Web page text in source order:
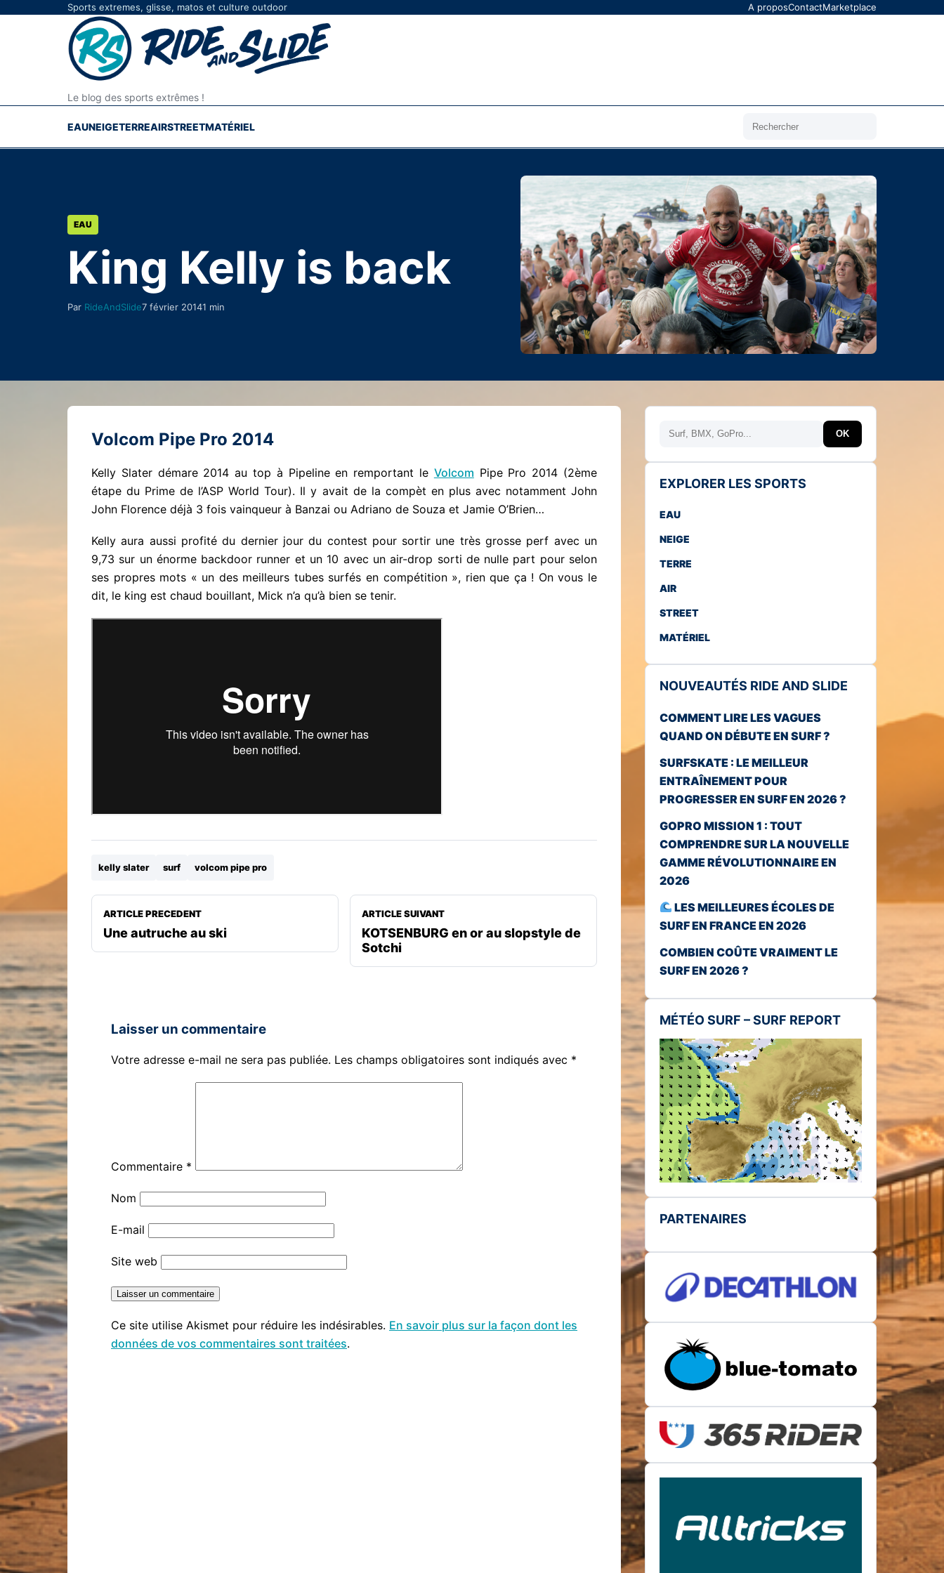
Aller au contenuSports extremes, glisse, matos et culture outdoor A proposContactMarketplace
Le blog des sports extrêmes !
EAUNEIGETERREAIRSTREETMATÉRIEL Rechercher
EAU
King Kelly is back
Par RideAndSlide7 février 20141 min
Volcom Pipe Pro 2014
Kelly Slater démare 2014 au top à Pipeline en remportant le Volcom Pipe Pro 2014 (2ème
étape du Prime de l’ASP World Tour). Il y avait de la compèt en plus avec notamment John
John Florence déjà 3 fois vainqueur à Banzai ou Adriano de Souza et Jamie O’Brien…
Kelly aura aussi profité du dernier jour du contest pour sortir une très grosse perf avec un
9,73 sur un énorme backdoor runner et un 10 avec un air-drop sorti de nulle part pour selon
ses propres mots « un des meilleurs tubes surfés en compétition », rien que ça ! On vous le
dit, le king est chaud bouillant, Mick n’a qu’à bien se tenir.
kelly slater surf volcom pipe pro
ARTICLE PRECEDENT
Une autruche au ski
ARTICLE SUIVANT
KOTSENBURG en or au slopstyle de
Sotchi
Laisser un commentaire
Votre adresse e-mail ne sera pas publiée. Les champs obligatoires sont indiqués avec *
Commentaire *
Nom
E-mail
Site web
Ce site utilise Akismet pour réduire les indésirables. En savoir plus sur la façon dont les
données de vos commentaires sont traitées.
Rechercher OK
EXPLORER LES SPORTS
EAU
NEIGE
TERRE
AIR
STREET
MATÉRIEL
NOUVEAUTÉS RIDE AND SLIDE
COMMENT LIRE LES VAGUES
QUAND ON DÉBUTE EN SURF ?
SURFSKATE : LE MEILLEUR
ENTRAÎNEMENT POUR
PROGRESSER EN SURF EN 2026 ?
GOPRO MISSION 1 : TOUT
COMPRENDRE SUR LA NOUVELLE
GAMME RÉVOLUTIONNAIRE EN
2026
LES MEILLEURES ÉCOLES DE
SURF EN FRANCE EN 2026
COMBIEN COÛTE VRAIMENT LE
SURF EN 2026 ?
MÉTÉO SURF – SURF REPORT
PARTENAIRES